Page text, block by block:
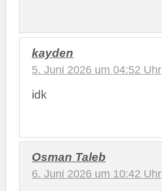
kayden
5. Juni 2026 um 04:52 Uhr
idk
Osman Taleb
6. Juni 2026 um 10:42 Uhr